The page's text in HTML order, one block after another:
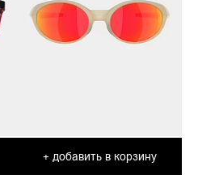
+ добавить в корзину